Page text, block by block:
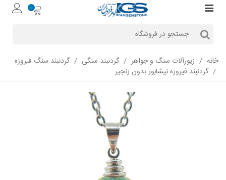
0
خانه / زیورآلات سنگ و جواهر / گردنبند سنگی / گردنبند سنگ فیروزه
/ گردنبند فیروزه نیشابور بدون زنجیر